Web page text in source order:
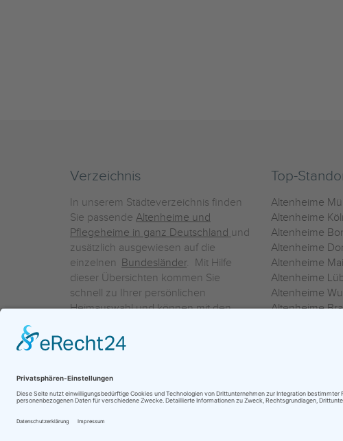
Verzeichnis
In unserem Städteverzeichnis finden
Sie passende Altenheime und
Pflegeheime in ganz Deutschland und
zusätzlich ausgewiesen auf die
einzelnen Bundesländer. Mit Hilfe
dieser Übersichten kommen Sie
schnell zu Ihrer persönlichen
Heimauswahl und können mit den
einzelnen Häuser Leistungsvergleiche
vornehmen.
Top-
Altenheime
Altenheime
Altenheime
Altenheime
Altenheime
Altenheime
Altenheime
Altenheime